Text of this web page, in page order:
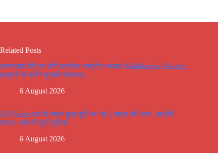
Related Posts
उत्तराखंड दौरे पर होंगे कांग्रेस राष्ट्रीय अध्यक्ष Mallikarjun Kharge,
हल्द्वानी से करेंगे चुनावी शंखनाद..
6 August 2026
US Nagar:घर के महज कुछ दूरी पर गई 1 छात्र की जान, आरोपी
फरार, जांच में जुटी पुलिस
6 August 2026